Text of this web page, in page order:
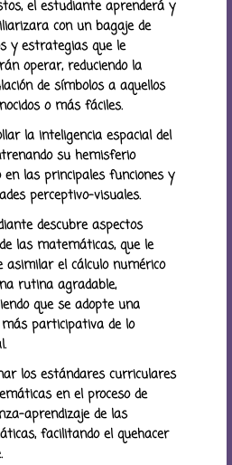
el estudiante aprenderá y
con un bagaje de
y estrategias que le
operar, reduciendo la
de símbolos a aquellos
o más fáciles.
la inteligencia espacial del
su hemisferio
en las principales funciones y
perceptivo-visuales.
descubre aspectos
las matemáticas, que le
asimilar el cálculo numérico
rutina agradable,
que se adopte una
participativa de lo
los estándares curriculares
en el proceso de
aprendizaje de las
facilitando el quehacer